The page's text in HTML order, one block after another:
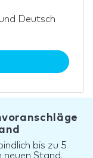
Deutsch
bis zu 5
neuen Stand.